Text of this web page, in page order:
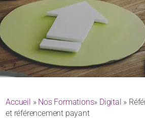
Accueil » Nos Formations» Digital »
et référencement payant